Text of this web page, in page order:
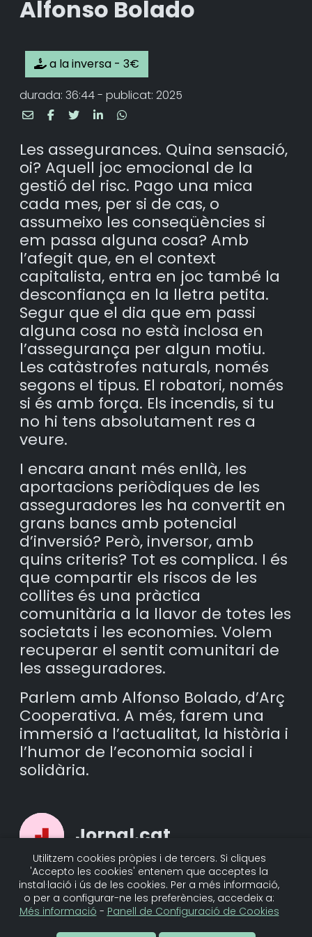
Alfonso Bolado
a la inversa - 3€
durada: 36:44 - publicat: 2025
Les assegurances. Quina sensació,
oi? Aquell joc emocional de la
gestió del risc. Pago una mica
cada mes, per si de cas, o
assumeixo les conseqüències si
em passa alguna cosa? Amb
l’afegit que, en el context
capitalista, entra en joc també la
desconfiança en la lletra petita.
Segur que el dia que em passi
alguna cosa no està inclosa en
l’assegurança per algun motiu.
Les catàstrofes naturals, només
segons el tipus. El robatori, només
si és amb força. Els incendis, si tu
no hi tens absolutament res a
veure.
I encara anant més enllà, les
aportacions periòdiques de les
asseguradores les ha convertit en
grans bancs amb potencial
d’inversió? Però, inversor, amb
quins criteris? Tot es complica. I és
que compartir els riscos de les
collites és una pràctica
comunitària a la llavor de totes les
societats i les economies. Volem
recuperar el sentit comunitari de
les asseguradores.
Parlem amb Alfonso Bolado, d’Arç
Cooperativa. A més, farem una
immersió a l’actualitat, la història i
l’humor de l’economia social i
solidària.
Jornal.cat
Jornal.cat és el diari transmèdia
de l’economia social i solidària, un
mitjà de comunicació
especialitzat que fa d’altaveu de
Utilitzem cookies pròpies i de tercers. Si cliques
'Accepto les cookies' entenem que acceptes la
instal·lació i ús de les cookies. Per a més informació,
o per a configurar-ne les preferències, accedeix a:
Més informació - Panell de Configuració de Cookies